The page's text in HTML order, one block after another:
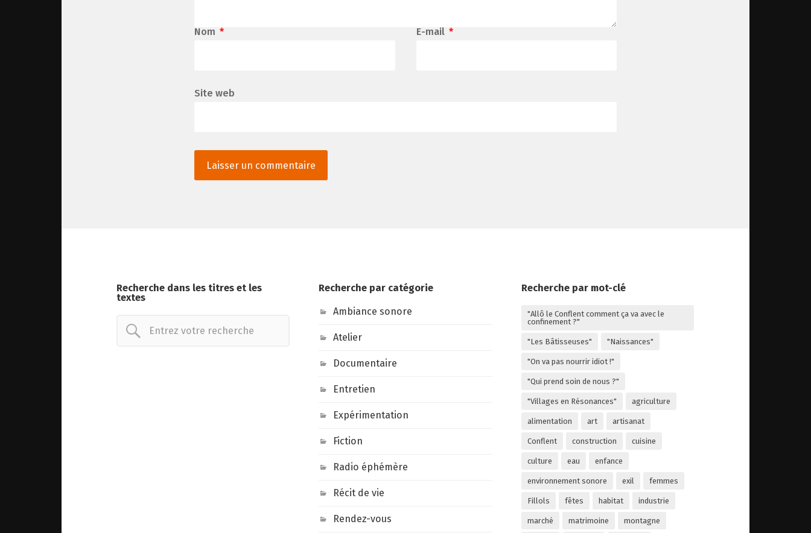
Nom * E-mail *
Site web
Recherche dans les titres et les
textes
Recherche par catégorie
Ambiance sonore
Atelier
Documentaire
Entretien
Expérimentation
Fiction
Radio éphémère
Récit de vie
Rendez-vous
Recherche par mot-clé
"Allô le Conflent comment ça va avec le
confinement ?"
"Les Bâtisseuses" "Naissances"
"On va pas nourrir idiot !"
"Qui prend soin de nous ?"
"Villages en Résonances" agriculture
alimentation art artisanat
Conflent construction cuisine
culture eau enfance
environnement sonore exil femmes
Fillols fêtes habitat industrie
marché matrimoine montagne